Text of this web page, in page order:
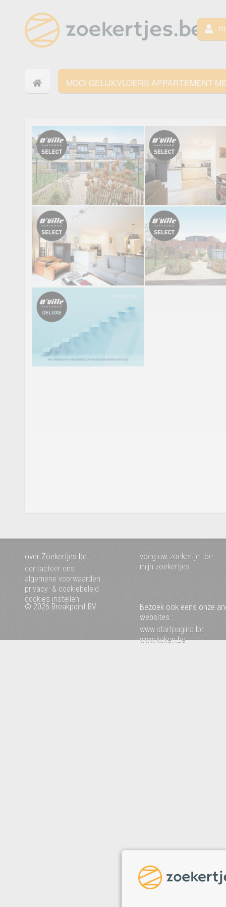
MOOI GELIJKVLOERS APPARTEMENT
over Zoekertjes.be
contacteer ons
algemene voorwaarden
privacy- & cookiebeleid
cookies instellen
voeg uw zoekertje toe
mijn zoekertjes
© 2026 Breakpoint BV
Bezoek ook eens onze
websites :
www.startpagina.be
www.koken.be